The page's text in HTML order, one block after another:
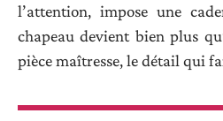
l’attention, impose une
chapeau devient bien plus
pièce maîtresse, le détail qui